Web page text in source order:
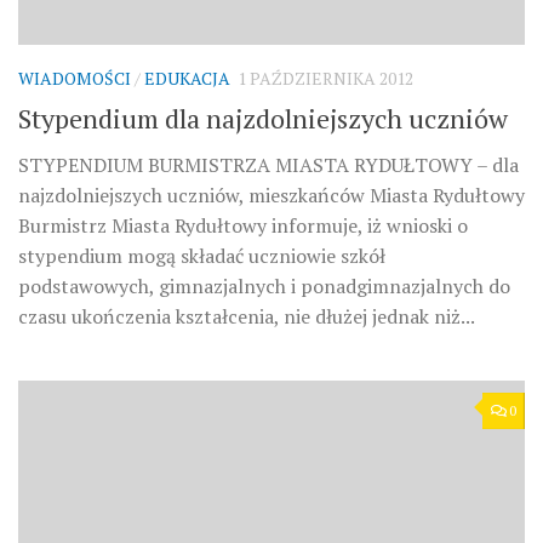
WIADOMOŚCI /EDUKACJA 1 PAŹDZIERNIKA 2012
Stypendium dla najzdolniejszych uczniów
STYPENDIUM BURMISTRZA MIASTA RYDUŁTOWY – dla
najzdolniejszych uczniów, mieszkańców Miasta Rydułtowy
Burmistrz Miasta Rydułtowy informuje, iż wnioski o
stypendium mogą składać uczniowie szkół
podstawowych, gimnazjalnych i ponadgimnazjalnych do
czasu ukończenia kształcenia, nie dłużej jednak niż...
0